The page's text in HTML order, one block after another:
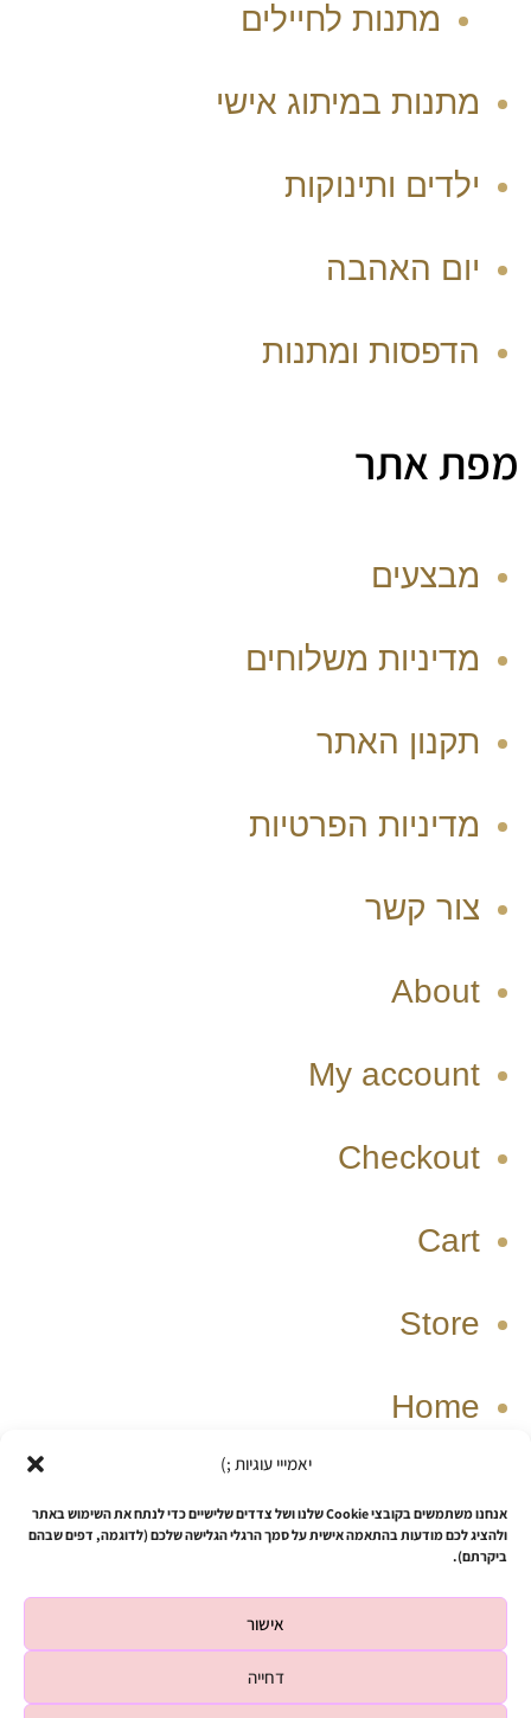
יאמייי עוגיות ;)
אנחנו משתמשים בקובצי Cookie שלנו ושל צדדים שלישיים כדי לנתח את השימוש באתר
ולהציג לכם מודעות בהתאמה אישית על סמך הרגלי הגלישה שלכם (לדוגמה, דפים שבהם
ביקרתם).
אישור
דחייה
מתנות לחיילים
מתנות במיתוג אישי
ילדים ותינוקות
יום האהבה
הדפסות ומתנות
מפת אתר
מבצעים
מדיניות משלוחים
תקנון האתר
מדיניות הפרטיות
צור קשר
About
My account
Checkout
Cart
Store
Home
F
a
e
o
I
n
t
g
T
i
t
k
W
h
t
a
Copyright © 2026 SHUSHIZ design
Powered by SHUSHIZ design